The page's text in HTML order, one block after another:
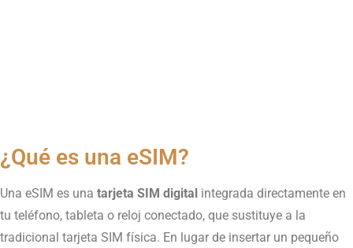
¿Qué es una eSIM?
Una eSIM es una tarjeta SIM digital integrada directamente en
tu teléfono, tableta o reloj conectado, que sustituye a la
tradicional tarjeta SIM física. En lugar de insertar un pequeño